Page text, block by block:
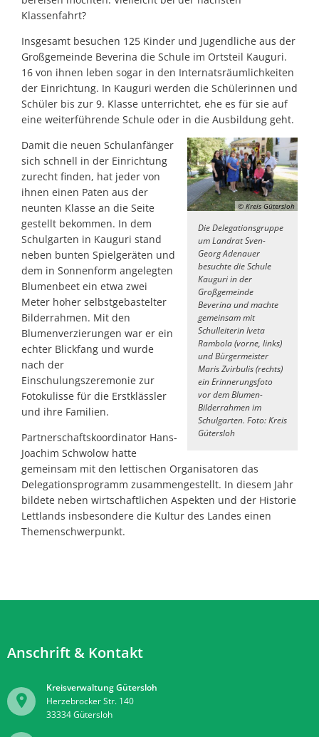
Klassenfahrt?
Insgesamt besuchen 125 Kinder und Jugendliche aus der
Großgemeinde Beverina die Schule im Ortsteil Kauguri.
16 von ihnen leben sogar in den Internatsräumlichkeiten
der Einrichtung. In Kauguri werden die Schülerinnen und
Schüler bis zur 9. Klasse unterrichtet, ehe es für sie auf
eine weiterführende Schule oder in die Ausbildung geht.
© Kreis Gütersloh
Die Delegationsgruppe
um Landrat Sven-
Georg Adenauer
besuchte die Schule
Kauguri in der
Großgemeinde
Beverina und machte
gemeinsam mit
Schulleiterin Iveta
Rambola (vorne, links)
und Bürgermeister
Maris Zvirbulis (rechts)
ein Erinnerungsfoto
vor dem Blumen-
Bilderrahmen im
Schulgarten. Foto: Kreis
Gütersloh
Damit die neuen Schulanfänger
sich schnell in der Einrichtung
zurecht finden, hat jeder von
ihnen einen Paten aus der
neunten Klasse an die Seite
gestellt bekommen. In dem
Schulgarten in Kauguri stand
neben bunten Spielgeräten und
dem in Sonnenform angelegten
Blumenbeet ein etwa zwei
Meter hoher selbstgebastelter
Bilderrahmen. Mit den
Blumenverzierungen war er ein
echter Blickfang und wurde
nach der
Einschulungszeremonie zur
Fotokulisse für die Erstklässler
und ihre Familien.
Partnerschaftskoordinator Hans-
Joachim Schwolow hatte
gemeinsam mit den lettischen Organisatoren das
Delegationsprogramm zusammengestellt. In diesem Jahr
bildete neben wirtschaftlichen Aspekten und der Historie
Lettlands insbesondere die Kultur des Landes einen
Themenschwerpunkt.
Anschrift & Kontakt
Kreisverwaltung Gütersloh
Herzebrocker Str. 140
33334Gütersloh